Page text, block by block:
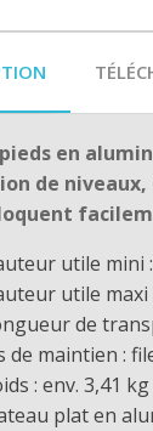
en
de
utile mini :
utile maxi
de
de maintien :
: env. 3,41 kg
plat en